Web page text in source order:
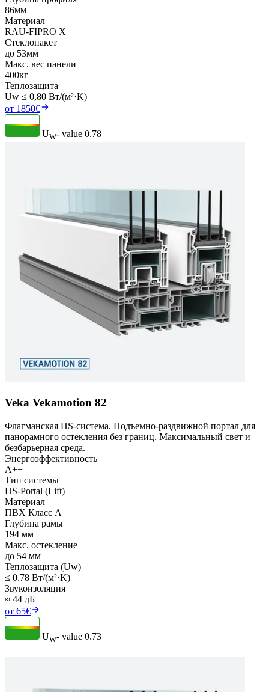
86мм
Материал
RAU-FIPRO X
Стеклопакет
до 53мм
Макс. вес панели
400кг
Теплозащита
Uw ≤ 0,80 Вт/(м²·K)
от 1850€
UW- value 0.78
Veka Vekamotion 82
Флагманская HS-система. Подъемно-раздвижной портал для
панорамного остекления без границ. Максимальный свет и
безбарьерная среда.
Энергоэффективность
A++
Тип системы
HS-Portal (Lift)
Материал
ПВХ Класс А
Глубина рамы
194 мм
Макс. остекление
до 54 мм
Теплозащита (Uw)
≤ 0.78 Вт/(м²·K)
Звукоизоляция
≈ 44 дБ
от 65€
UW- value 0.73